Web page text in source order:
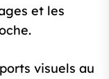
et les
visuels au